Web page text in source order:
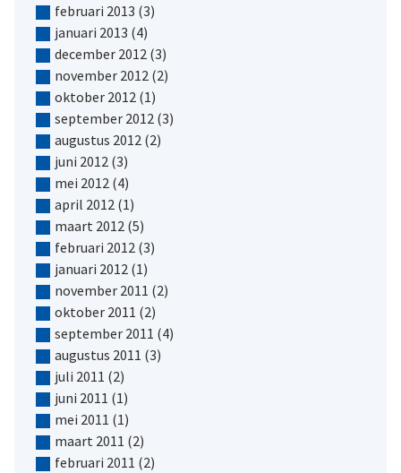
februari 2013 (3)
januari 2013 (4)
december 2012 (3)
november 2012 (2)
oktober 2012 (1)
september 2012 (3)
augustus 2012 (2)
juni 2012 (3)
mei 2012 (4)
april 2012 (1)
maart 2012 (5)
februari 2012 (3)
januari 2012 (1)
november 2011 (2)
oktober 2011 (2)
september 2011 (4)
augustus 2011 (3)
juli 2011 (2)
juni 2011 (1)
mei 2011 (1)
maart 2011 (2)
februari 2011 (2)